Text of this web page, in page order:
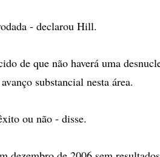
- declarou Hill.
de que não haverá uma
substancial nesta área.
ou não - disse.